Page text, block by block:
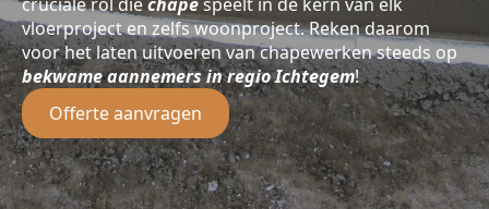
vloerproject en zelfs woonproject. Reken daarom
voor het laten uitvoeren van chapewerken steeds op
bekwame aannemers in regio Ichtegem!
Offerte aanvragen